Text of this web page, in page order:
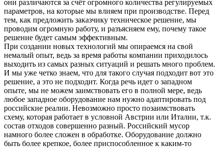
они различаются за счёт огромного количества регулируемых
параметров, на которые мы влияем при производстве. Перед
тем, как предложить заказчику техническое решение, мы
проводим огромную работу, и разъясняем ему, почему такое
решение будет самым эффективным.
При создании новых технологий мы опираемся на свой
немалый опыт, ведь за время работы компании приходилось
выходить из самых разных ситуаций и решать много проблем.
И мы уже четко знаем, что для такого случая подходит вот это
решение, а это не подходит. Когда речь идет о западном
опыте, мы не можем заимствовать его в полной мере, ведь
любое западное оборудование нам нужно адаптировать под
российские реалии. Невозможно просто позаимствовать
схему, которая работает в условной Австрии или Италии, т.к.
состав отходов совершенно разный. Российский мусор
намного более сложен в обработке. Оборудование должно
быть более крепкое, более приспособленное к каким-то